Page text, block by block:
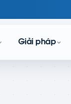
Giải pháp